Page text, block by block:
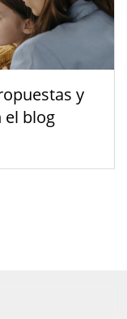
y
el blog